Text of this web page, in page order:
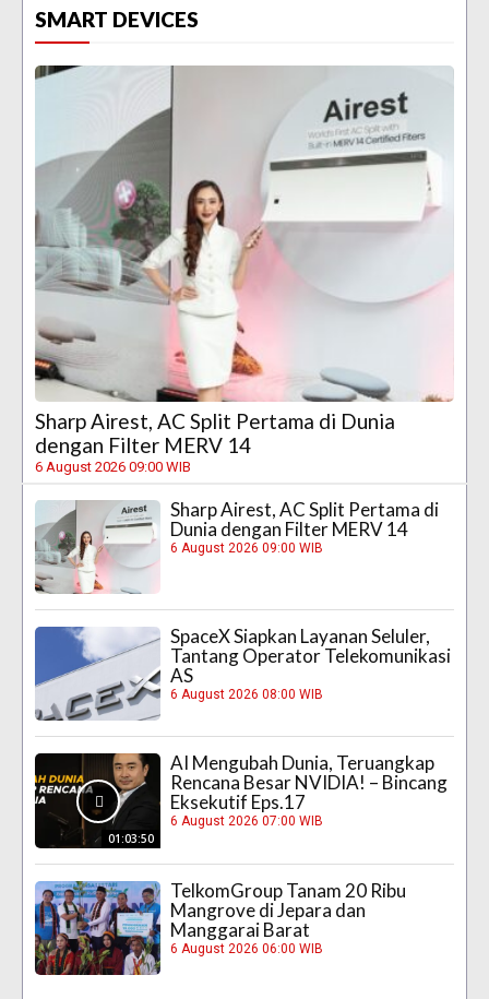
SMART DEVICES
Sharp Airest, AC Split Pertama di Dunia
dengan Filter MERV 14
6 August 2026 09:00 WIB
Sharp Airest, AC Split Pertama di
Dunia dengan Filter MERV 14
6 August 2026 09:00 WIB
SpaceX Siapkan Layanan Seluler,
Tantang Operator Telekomunikasi
AS
6 August 2026 08:00 WIB
01:03:50
AI Mengubah Dunia, Teruangkap
Rencana Besar NVIDIA! – Bincang
Eksekutif Eps.17
6 August 2026 07:00 WIB
TelkomGroup Tanam 20 Ribu
Mangrove di Jepara dan
Manggarai Barat
6 August 2026 06:00 WIB